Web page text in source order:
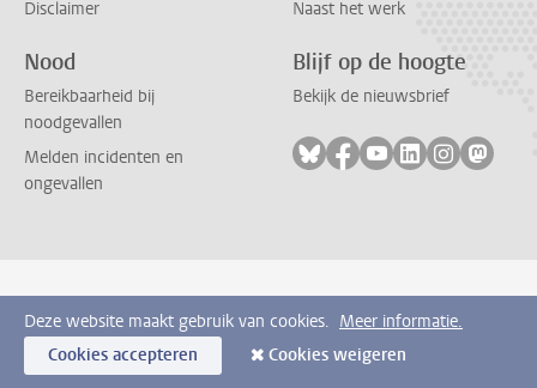
Disclaimer
Naast het werk
Nood
Bereikbaarheid bij
noodgevallen
Melden incidenten en
ongevallen
Blijf op de hoogte
Bekijk de nieuwsbrief
Volg ons op bluesky
Volg ons op facebook
Volg ons op
Volg ons op
Volg ons
Volg
Deze website maakt gebruik van cookies. Meer informatie.
Cookies accepteren
Cookies weigeren